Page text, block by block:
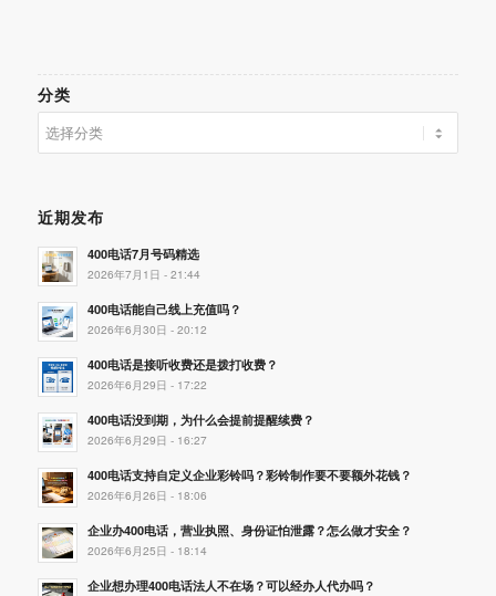
分类
类
近期发布
400电话7月号码精选
2026年7月1日 - 21:44
400电话能自己线上充值吗？
2026年6月30日 - 20:12
400电话是接听收费还是拨打收费？
2026年6月29日 - 17:22
400电话没到期，为什么会提前提醒续费？
2026年6月29日 - 16:27
400电话支持自定义企业彩铃吗？彩铃制作要不要额外花钱？
2026年6月26日 - 18:06
企业办400电话，营业执照、身份证怕泄露？怎么做才安全？
2026年6月25日 - 18:14
企业想办理400电话法人不在场？可以经办人代办吗？